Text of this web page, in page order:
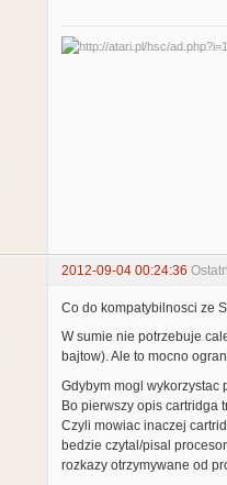
2012-09-04 00:24:36
Co do kompatybilnosci ze
W sumie nie potrzebuje
bajtow). Ale to mocno
Gdybym mogl wykorzystac
Bo pierwszy opis cartridga
Czyli mowiac inaczej
bedzie czytal/pisal
rozkazy otrzymywane od